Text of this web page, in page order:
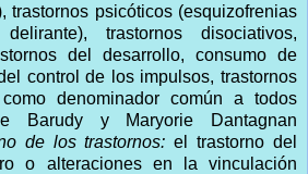
trastornos psicóticos (esquizofrenias
trastornos disociativos,
del desarrollo, consumo de
control de los impulsos, trastornos
denominador común a todos
Barudy y Maryorie Dantagnan
de los trastornos: el trastorno del
o alteraciones en la vinculación